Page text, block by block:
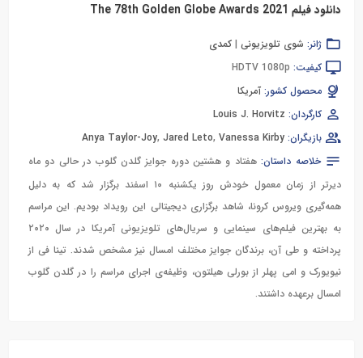
دانلود فیلم The 78th Golden Globe Awards 2021
ژانر: شوی تلویزیونی | کمدی
کیفیت: HDTV 1080p
محصول کشور: آمریکا
کارگردان: Louis J. Horvitz
بازیگران:
Anya Taylor-Joy, Jared Leto, Vanessa Kirby
خلاصه داستان:هفتاد و هشتین دوره جوایز گلدن گلوب در حالی دو ماه
دیرتر از زمان معمول خودش روز یکشنبه ۱۰ اسفند برگزار شد که به دلیل
همه‌گیری ویروس کرونا، شاهد برگزاری دیجیتالی این رویداد بودیم. این مراسم
به بهترین‌ فیلم‌های سینمایی و سریال‌های تلویزیونی آمریکا در سال ۲۰۲۰
پرداخته و طی آن، برندگان جوایز مختلف امسال نیز مشخص شدند. تینا فی از
نیویورک و امی پهلر از بورلی هیلتون، وظیفه‌ی اجرای مراسم را در گلدن گلوب
امسال برعهده داشتند.